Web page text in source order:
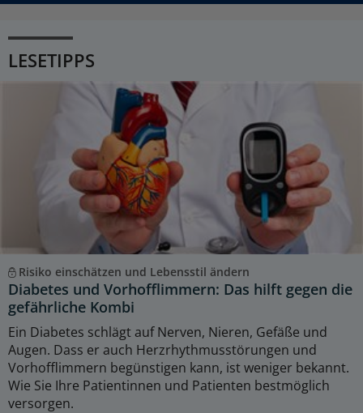
LESETIPPS
Risiko einschätzen und Lebensstil ändern
Diabetes und Vorhofflimmern: Das hilft gegen die
gefährliche Kombi
Ein Diabetes schlägt auf Nerven, Nieren, Gefäße und
Augen. Dass er auch Herzrhythmusstörungen und
Vorhofflimmern begünstigen kann, ist weniger bekannt.
Wie Sie Ihre Patientinnen und Patienten bestmöglich
versorgen.